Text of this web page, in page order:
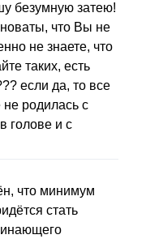
безумную затею!
что Вы не
не знаете, что
таких, есть
если да, то все
не родилась с
голове и с
что минимум
стать